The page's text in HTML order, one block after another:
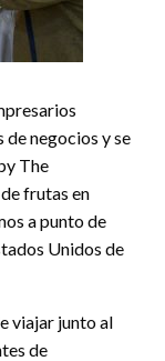
negocios y se
The
frutas en
a punto de
Unidos de
viajar junto al
de